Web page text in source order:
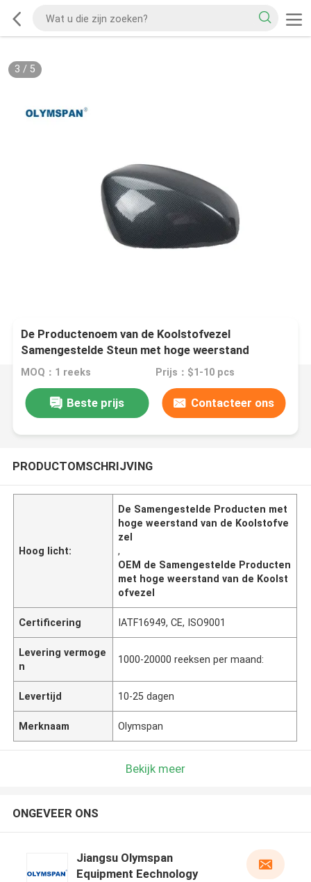
3 / 5
De Productenoem van de Koolstofvezel
Samengestelde Steun met hoge weerstand
MOQ：1 reeks Prijs：$1-10 pcs
Beste prijs Contacteer ons
PRODUCTOMSCHRIJVING
Hoog licht:
De Samengestelde Producten met
hoge weerstand van de Koolstofve
zel
,
OEM de Samengestelde Producten
met hoge weerstand van de Koolst
ofvezel
Certificering IATF16949, CE, ISO9001
Levering vermoge
n
1000-20000 reeksen per maand:
Levertijd 10-25 dagen
Merknaam Olymspan
Bekijk meer
ONGEVEER ONS
Jiangsu Olymspan
Equipment Eechnology